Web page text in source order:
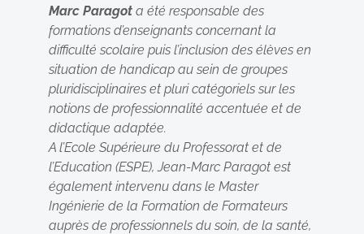
Marc Paragot a été responsable des
formations d’enseignants concernant la
difficulté scolaire puis l’inclusion des élèves en
situation de handicap au sein de groupes
pluridisciplinaires et pluri catégoriels sur les
notions de professionnalité accentuée et de
didactique adaptée.
A l’Ecole Supérieure du Professorat et de
l’Education (ESPE), Jean-Marc Paragot est
également intervenu dans le Master
Ingénierie de la Formation de Formateurs
auprès de professionnels du soin, de la santé,